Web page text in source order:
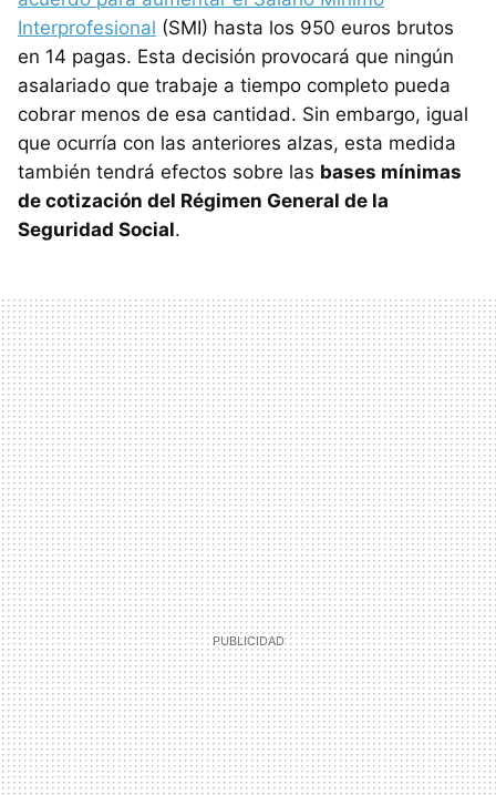
Interprofesional (SMI) hasta los 950 euros brutos
en 14 pagas. Esta decisión provocará que ningún
asalariado que trabaje a tiempo completo pueda
cobrar menos de esa cantidad. Sin embargo, igual
que ocurría con las anteriores alzas, esta medida
también tendrá efectos sobre las bases mínimas
de cotización del Régimen General de la
Seguridad Social.